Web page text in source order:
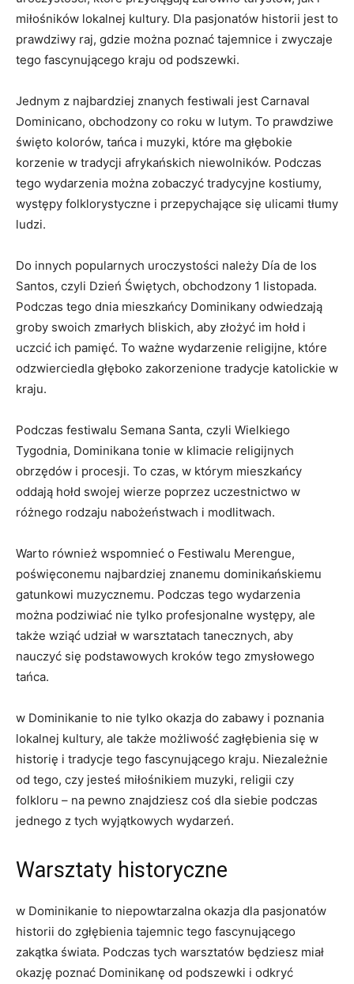
miłośników lokalnej kultury. ⁢Dla pasjonatów historii jest to​
prawdziwy⁣ raj,​ gdzie można​ poznać tajemnice i⁣ zwyczaje
tego fascynującego ‍kraju od podszewki.
Jednym z najbardziej‌ znanych ⁢festiwali jest Carnaval
Dominicano,⁢ obchodzony co ⁤roku w lutym. To prawdziwe
święto kolorów, ⁤tańca​ i⁣ muzyki, które​ ma ⁤głębokie
‌korzenie w tradycji afrykańskich niewolników. Podczas
tego wydarzenia można ⁣zobaczyć tradycyjne kostiumy,
występy folklorystyczne i przepychające się ​ulicami tłumy
ludzi.
Do innych ⁣popularnych uroczystości należy ⁢Día‍ de los
‍Santos, czyli Dzień Świętych, obchodzony⁢ 1 listopada.‍
Podczas tego dnia mieszkańcy Dominikany​ odwiedzają
groby​ swoich zmarłych ⁢bliskich, aby złożyć im hołd i
uczcić ich pamięć. To⁢ ważne wydarzenie ‍religijne, ‌które
odzwierciedla ​głęboko ‍zakorzenione tradycje​ katolickie w⁣
kraju.
Podczas festiwalu⁢ Semana Santa,⁢ czyli Wielkiego
Tygodnia, Dominikana tonie w klimacie religijnych
obrzędów i procesji.‌ To czas, w‍ którym​ mieszkańcy
⁤oddają hołd swojej‌ wierze⁢ poprzez ⁣uczestnictwo w
różnego ⁤rodzaju‌ nabożeństwach i modlitwach.
Warto ‍również wspomnieć o‍ Festiwalu⁢ Merengue,
poświęconemu najbardziej znanemu dominikańskiemu
gatunkowi muzycznemu.⁤ Podczas tego wydarzenia
‌można​ podziwiać ⁤nie tylko profesjonalne występy, ‍ale
⁣także wziąć udział w warsztatach ⁢tanecznych, aby⁢
nauczyć ⁢się podstawowych kroków tego zmysłowego
tańca.
w Dominikanie to ⁢nie tylko⁢ okazja do ⁢zabawy i‍ poznania
lokalnej kultury, ale także możliwość zagłębienia się w
historię i tradycje tego fascynującego‍ kraju. Niezależnie
od tego,‌ czy jesteś ‌miłośnikiem ⁣muzyki,⁢ religii czy
folkloru – na pewno znajdziesz coś ⁤dla siebie podczas
jednego z ⁣tych wyjątkowych wydarzeń.
Warsztaty historyczne
⁣w Dominikanie ‌to niepowtarzalna okazja dla‍ pasjonatów
historii do zgłębienia tajemnic⁣ tego‍ fascynującego
zakątka świata. ⁣Podczas ⁤tych warsztatów będziesz miał
‌okazję ‌poznać Dominikanę od podszewki i ⁤odkryć